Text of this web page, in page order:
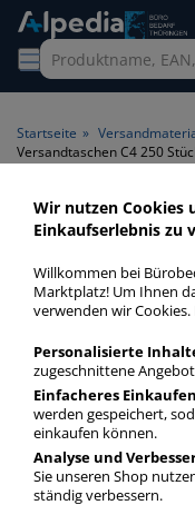
Startseite »
mit
Fenster >
Versandtaschen C4
zum günstigen Preis.
mit Fenster 250
Versandtaschen
mehr Infos zur
Wir nutzen Cookies
Einkaufserlebnis zu
Willkommen bei
Marktplatz! Um Ihnen
verwenden wir Cookies.
Personalisierte
zugeschnittene
Einfacheres
werden gespeichert,
einkaufen können.
Analyse und
Sie unseren Shop
ständig verbessern.